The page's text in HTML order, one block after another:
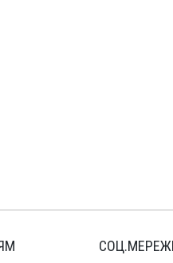
СОЦ.МЕРЕЖІ